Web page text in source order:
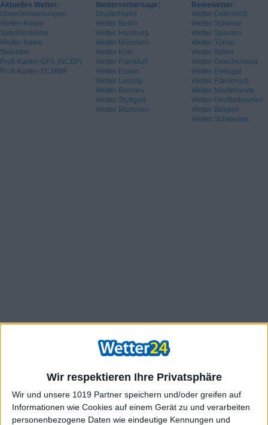
Wir respektieren Ihre Privatsphäre
Wir und unsere 1019 Partner speichern und/oder greifen auf
Informationen wie Cookies auf einem Gerät zu und verarbeiten
personenbezogene Daten wie eindeutige Kennungen und
Aktuelles Wetter:
Unwetterwarnungen
Wetter-Radar
Satellitenbilder
Wetter-News
Skiwetter
Profi-Karten GFS (NCEP)
Profi-Karten ECMWF
Wettervorhersage:
Deutschland
Wetter Berlin
Wetter Hamburg
Wetter München
Wetter Köln
Wetter Frankfurt
Wetter Essen
Wetter Leipzig
Wetter Bremen
Wetter Stuttgart
Wetter München
Reisewetter:
Wetter Österreich
Wetter Schweiz
Wetter Spanien
Wetter Türkei
Wetter Italien
Wetter Griechenland
Wetter Portugal
Wetter Frankreich
Wetter Niederlande
Wetter Großbritannien
Wetter Belgien
Wetter Schweden